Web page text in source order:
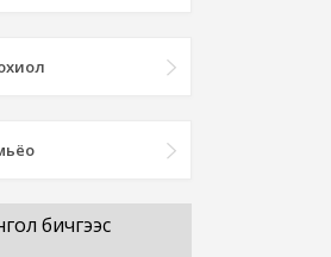
бичгээс